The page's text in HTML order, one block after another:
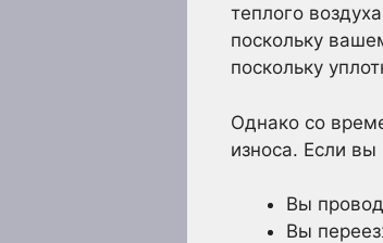
теплого
поскольку
поскольку
Однако со
износа. Если
Вы
Вы